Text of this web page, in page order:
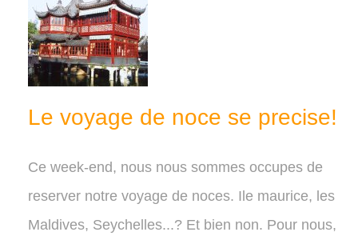
Le voyage de noce se precise!
Ce week-end, nous nous sommes occupes de
reserver notre voyage de noces. Ile maurice, les
Maldives, Seychelles...? Et bien non. Pour nous,